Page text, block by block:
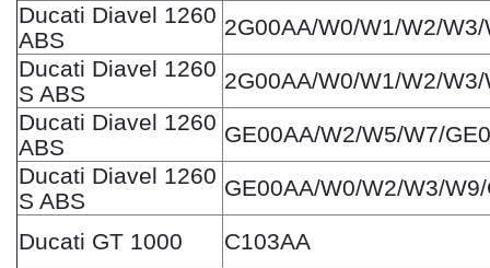
Ducati Diavel 1260
ABS
2G00AA/W0/W1/W2/
Ducati Diavel 1260
S ABS
2G00AA/W0/W1/W2/
Ducati Diavel 1260
ABS
GE00AA/W2/W5/W7/
Ducati Diavel 1260
S ABS
GE00AA/W0/W2/W3/
Ducati GT 1000
C103AA